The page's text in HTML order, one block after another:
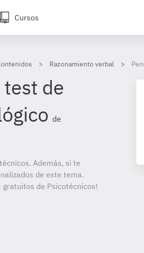
Cursos
Razonamiento verbal
de
de
Además, si te
de este tema.
de Psicotécnicos!